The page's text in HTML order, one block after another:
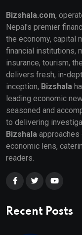
Bizshala.com,
Nepal's premier
the economy, capital
financial institutions,
insurance, tourism,
delivers fresh, in-
inception, Bizshala
leading economic
seasoned and
to delivering
Bizshala
economic lens,
readers.
Recent Posts